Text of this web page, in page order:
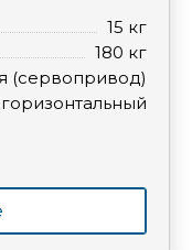
15 кг
180 кг
(сервопривод)
горизонтальный